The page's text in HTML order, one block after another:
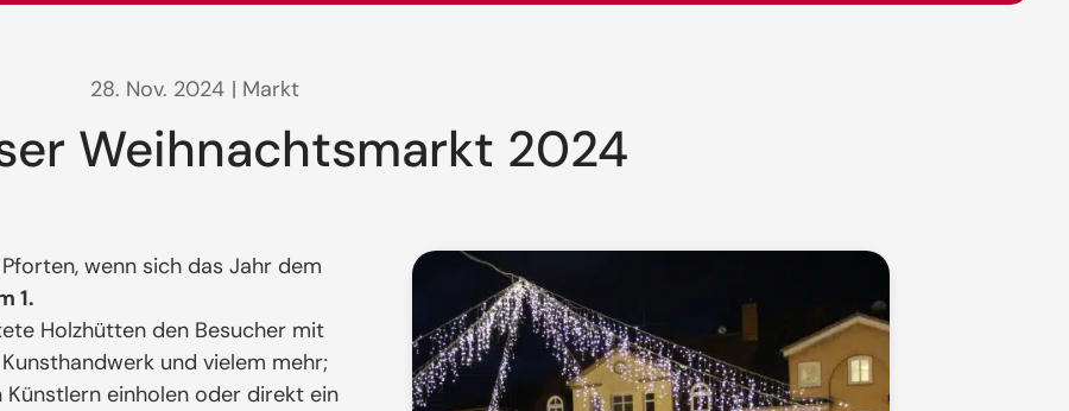
28. Nov. 2024 | Markt
Weihnachtsmarkt 2024
Pforten, wenn sich das Jahr dem
1.
Holzhütten den Besucher mit
und vielem mehr;
einholen oder direkt ein